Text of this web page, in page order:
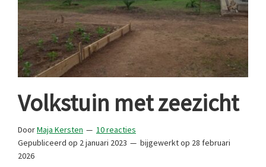
Volkstuin met zeezicht
DoorMaja Kersten
10 reacties
Gepubliceerd op 2 januari 2023 bijgewerkt op 28 februari
2026